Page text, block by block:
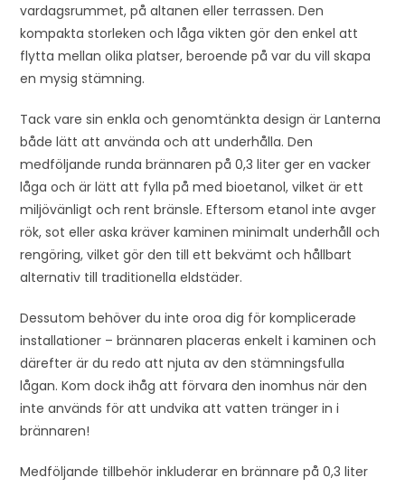
vardagsrummet, på altanen eller terrassen. Den
kompakta storleken och låga vikten gör den enkel att
flytta mellan olika platser, beroende på var du vill skapa
en mysig stämning.
Tack vare sin enkla och genomtänkta design är Lanterna
både lätt att använda och att underhålla. Den
medföljande runda brännaren på 0,3 liter ger en vacker
låga och är lätt att fylla på med bioetanol, vilket är ett
miljövänligt och rent bränsle. Eftersom etanol inte avger
rök, sot eller aska kräver kaminen minimalt underhåll och
rengöring, vilket gör den till ett bekvämt och hållbart
alternativ till traditionella eldstäder.
Dessutom behöver du inte oroa dig för komplicerade
installationer – brännaren placeras enkelt i kaminen och
därefter är du redo att njuta av den stämningsfulla
lågan. Kom dock ihåg att förvara den inomhus när den
inte används för att undvika att vatten tränger in i
brännaren!
Medföljande tillbehör inkluderar en brännare på 0,3 liter